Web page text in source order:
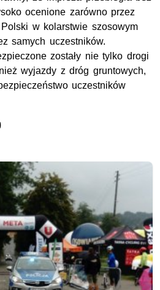
ocenione zarówno przez
w kolarstwie szosowym
samych uczestników.
zostały nie tylko drogi
wyjazdy z dróg gruntowych,
uczestników